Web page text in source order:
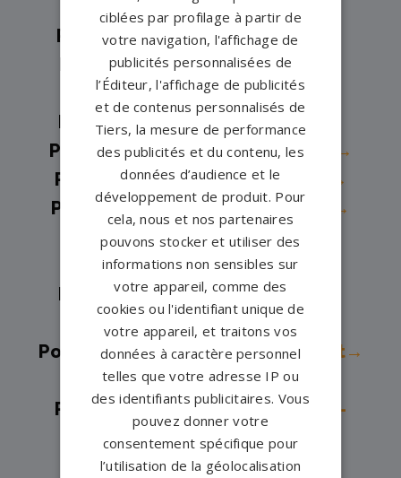
Pompes funèbres -
Pompes funèbres -Guingamp→
Pompes funèbres - Lamballe→
Pompes funèbres - Lannion→
Pompes funèbres -
Lanvallay→
Pompes funèbres - Lézardrieux→
Pompes funèbres -LOUARGAT→
Pompes funèbres - Merdrignac→
Pompes funèbres -Pabu→
Pompes funèbres - Paimpol→
Pompes funèbres -Penvénan→
Pompes funèbres -
Plancoet→
Pompes funèbres -Plelan le Petit→
Pompes funèbres - Plélo→
Pompes funèbres - Pléneuf-Val-
André→
Pompes funèbres - Pleubian→
ciblées par profilage à partir de
votre navigation, l'affichage de
publicités personnalisées de
l’Éditeur, l'affichage de publicités
et de contenus personnalisés de
Tiers, la mesure de performance
des publicités et du contenu, les
données d’audience et le
développement de produit. Pour
cela, nous et nos partenaires
pouvons stocker et utiliser des
informations non sensibles sur
votre appareil, comme des
cookies ou l'identifiant unique de
votre appareil, et traitons vos
données à caractère personnel
telles que votre adresse IP ou
des identifiants publicitaires. Vous
pouvez donner votre
consentement spécifique pour
l’utilisation de la géolocalisation